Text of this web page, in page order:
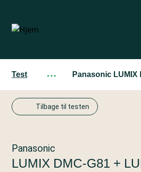
hovedindhold
Test ··· Panasonic LUMIX
Tilbage til testen
Panasonic
LUMIX DMC-G81 +